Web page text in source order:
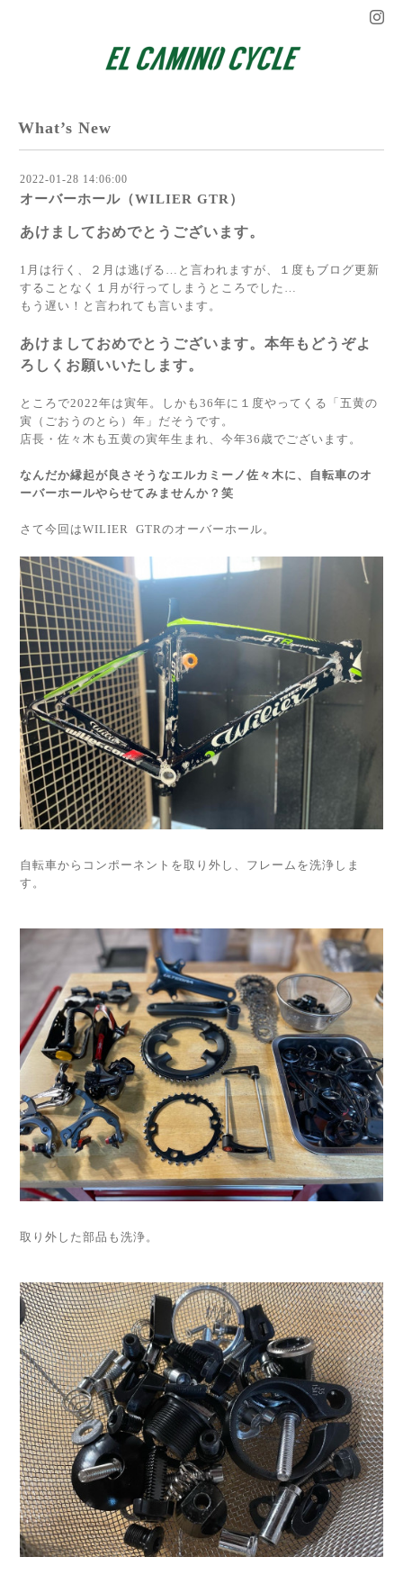
What’s New
2022-01-28 14:06:00
オーバーホール（WILIER GTR）
あけましておめでとうございます。
1月は行く、２月は逃げる…と言われますが、１度もブログ更新
することなく１月が行ってしまうところでした…
もう遅い！と言われても言います。
あけましておめでとうございます。本年もどうぞよ
ろしくお願いいたします。
ところで2022年は寅年。しかも36年に１度やってくる「五黄の
寅（ごおうのとら）年」だそうです。
店長・佐々木も五黄の寅年生まれ、今年36歳でございます。
なんだか縁起が良さそうなエルカミーノ佐々木に、自転車のオ
ーバーホールやらせてみませんか？笑
さて今回はWILIER GTRのオーバーホール。
自転車からコンポーネントを取り外し、フレームを洗浄しま
す。
取り外した部品も洗浄。